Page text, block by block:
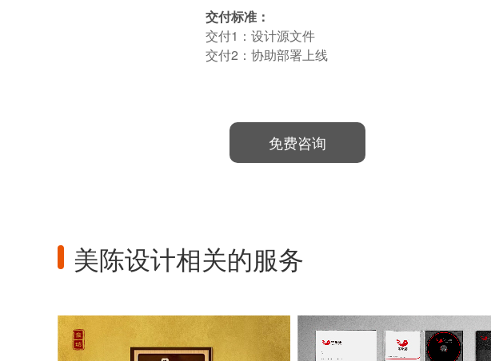
交付标准：
交付1：设计源文件
交付2：协助部署上线
免费咨询
美陈设计相关的服务